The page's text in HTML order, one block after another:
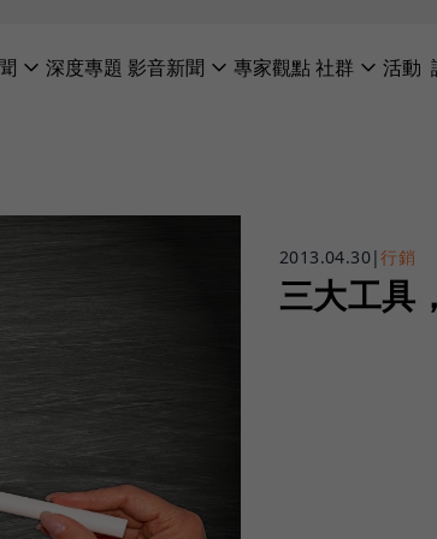
深度專題 影音新聞 專家觀點社群 活動
2013.04.30|行銷
三大工具